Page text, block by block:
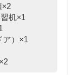
×2
机×1
ア）×1